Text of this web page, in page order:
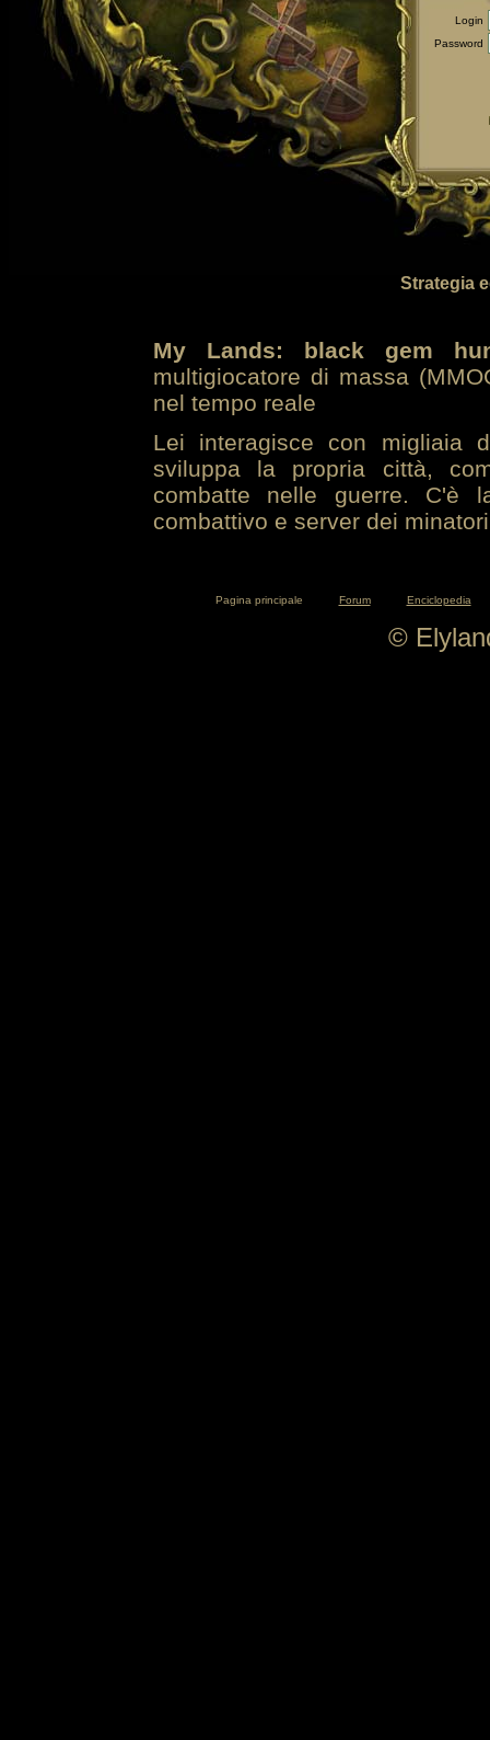
Login
Password
Strategia
My Lands: black gem
multigiocatore di massa
nel tempo reale
Lei interagisce con migliaia
sviluppa la propria città,
combatte nelle guerre. C'è
combattivo e server dei
Pagina principale Forum Enciclopedia
©